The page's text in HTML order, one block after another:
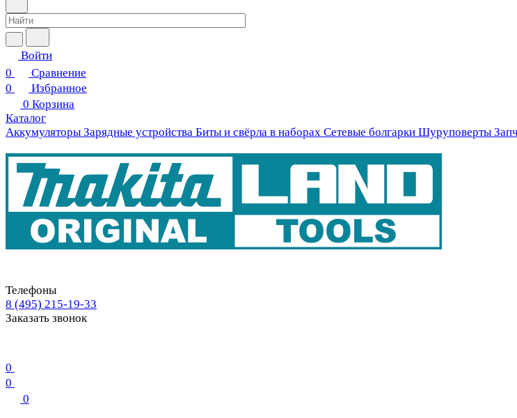
Войти
0
Сравнение
0
Избранное
0 Корзина
Каталог
Аккумуляторы Зарядные устройства Биты и свёрла в наборах Сетевые болгарки Шуруповерты
Телефоны
8 (495) 215-19-33
Заказать звонок
0
0
0